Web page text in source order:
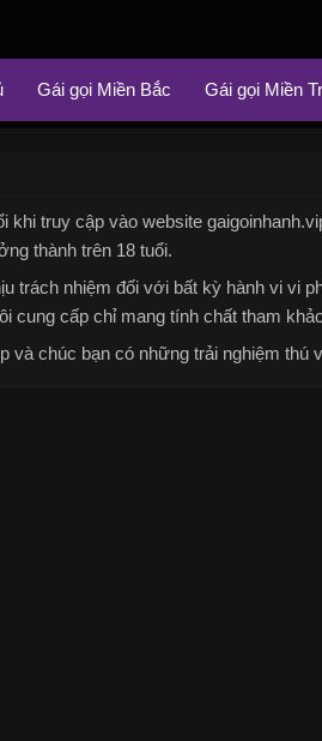
Gái gọi Miền Bắc Gái gọi Miền
truy cập vào website
thành trên 18 tuổi.
trách nhiệm đối với bất kỳ hành vi vi
cung cấp chỉ mang tính chất tham
và chúc bạn có những trải nghiệm